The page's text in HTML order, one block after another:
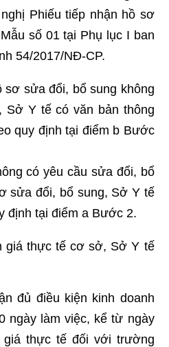
Phiếu tiếp nhận hồ sơ
số 01 tại Phụ lục I ban
54/2017/NĐ-CP.
sửa đổi, bổ sung không
Sở Y tế có văn bản thông
quy định tại điểm b Bước
có yêu cầu sửa đổi, bổ
sửa đổi, bổ sung, Sở Y tế
định tại điểm a Bước 2.
giá thực tế cơ sở, Sở Y tế
đủ điều kiện kinh doanh
ngày làm việc, kể từ ngày
giá thực tế đối với trường